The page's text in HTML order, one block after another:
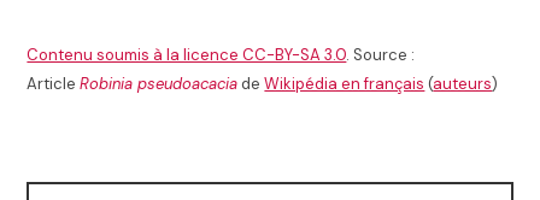
Contenu soumis à la licence CC-BY-SA 3.0. Source :
ArticleRobinia pseudoacaciadeWikipédia en français (auteurs)